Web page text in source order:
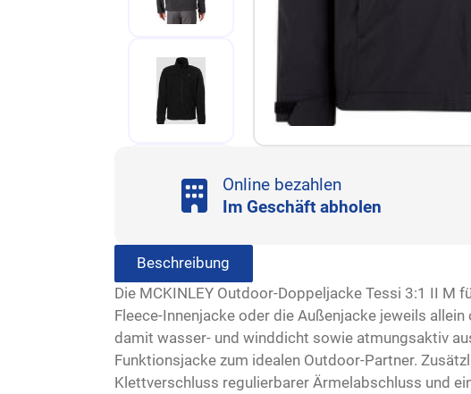
Online bezahlen
Im Geschäft abholen
Beschreibung
Die MCKINLEY Outdoor-Doppeljacke Tessi 3:1 II
Fleece-Innenjacke oder die Außenjacke jeweils
damit wasser- und winddicht sowie atmungsaktiv
Funktionsjacke zum idealen Outdoor-Partner.
Klettverschluss regulierbarer Ärmelabschluss und